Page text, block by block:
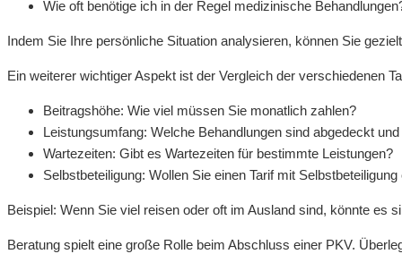
Wie oft benötige ich in der Regel medizinische
Indem Sie Ihre persönliche Situation analysieren, können Sie
Ein weiterer wichtiger Aspekt ist der Vergleich der verschiedenen
Beitragshöhe: Wie viel müssen Sie monatlich zahlen?
Leistungsumfang: Welche Behandlungen sind abgedeckt
Wartezeiten: Gibt es Wartezeiten für bestimmte Leistungen?
Selbstbeteiligung: Wollen Sie einen Tarif mit Selbstbeteiligung
Beispiel: Wenn Sie viel reisen oder oft im Ausland sind, könnte es
Beratung spielt eine große Rolle beim Abschluss einer PKV.